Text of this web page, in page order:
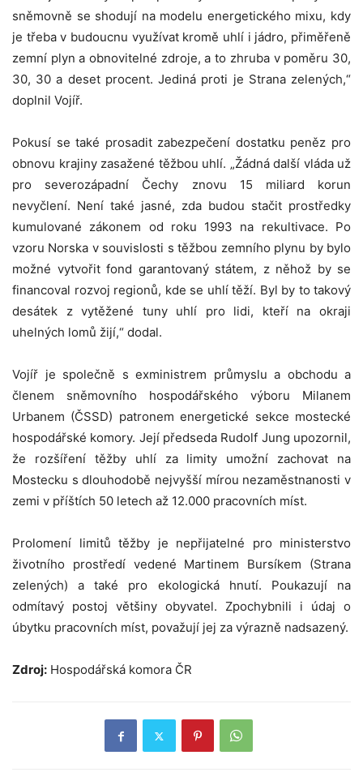
sněmovně se shodují na modelu energetického mixu, kdy
je třeba v budoucnu využívat kromě uhlí i jádro, přiměřeně
zemní plyn a obnovitelné zdroje, a to zhruba v poměru 30,
30, 30 a deset procent. Jediná proti je Strana zelených,“
doplnil Vojíř.
Pokusí se také prosadit zabezpečení dostatku peněz pro
obnovu krajiny zasažené těžbou uhlí. „Žádná další vláda už
pro severozápadní Čechy znovu 15 miliard korun
nevyčlení. Není také jasné, zda budou stačit prostředky
kumulované zákonem od roku 1993 na rekultivace. Po
vzoru Norska v souvislosti s těžbou zemního plynu by bylo
možné vytvořit fond garantovaný státem, z něhož by se
financoval rozvoj regionů, kde se uhlí těží. Byl by to takový
desátek z vytěžené tuny uhlí pro lidi, kteří na okraji
uhelných lomů žijí,“ dodal.
Vojíř je společně s exministrem průmyslu a obchodu a
členem sněmovního hospodářského výboru Milanem
Urbanem (ČSSD) patronem energetické sekce mostecké
hospodářské komory. Její předseda Rudolf Jung upozornil,
že rozšíření těžby uhlí za limity umožní zachovat na
Mostecku s dlouhodobě nejvyšší mírou nezaměstnanosti v
zemi v příštích 50 letech až 12.000 pracovních míst.
Prolomení limitů těžby je nepřijatelné pro ministerstvo
životního prostředí vedené Martinem Bursíkem (Strana
zelených) a také pro ekologická hnutí. Poukazují na
odmítavý postoj většiny obyvatel. Zpochybnili i údaj o
úbytku pracovních míst, považují jej za výrazně nadsazený.
Zdroj: Hospodářská komora ČR